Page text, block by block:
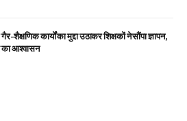
शैक्षणिक कार्यों का मुद्दा उठाकर शिक्षकों ने सौंपा ज्ञापन,
का आश्वासन